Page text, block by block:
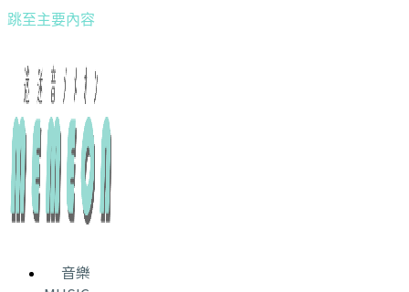
跳至主要內容
音樂